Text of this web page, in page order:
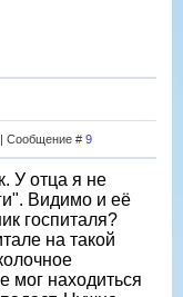
| Сообщение # 9
У отца я не
Видимо и её
госпиталя?
на такой
мог находиться